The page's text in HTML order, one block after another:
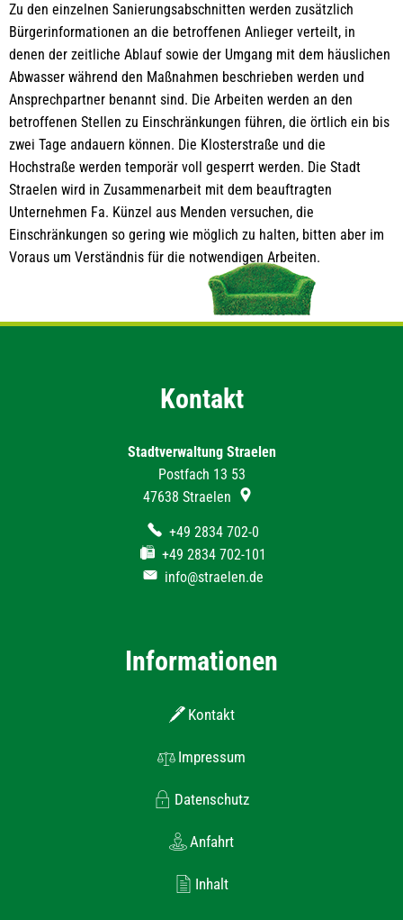
Zu den einzelnen Sanierungsabschnitten werden zusätzlich
Bürgerinformationen an die betroffenen Anlieger verteilt, in
denen der zeitliche Ablauf sowie der Umgang mit dem häuslichen
Abwasser während den Maßnahmen beschrieben werden und
Ansprechpartner benannt sind. Die Arbeiten werden an den
betroffenen Stellen zu Einschränkungen führen, die örtlich ein bis
zwei Tage andauern können. Die Klosterstraße und die
Hochstraße werden temporär voll gesperrt werden. Die Stadt
Straelen wird in Zusammenarbeit mit dem beauftragten
Unternehmen Fa. Künzel aus Menden versuchen, die
Einschränkungen so gering wie möglich zu halten, bitten aber im
Voraus um Verständnis für die notwendigen Arbeiten.
Kontakt
Stadtverwaltung Straelen
Postfach 13 53
47638 Straelen
+49 2834 702-0
+49 2834 702-101
info@straelen.de
Informationen
Kontakt
Impressum
Datenschutz
Anfahrt
Inhalt